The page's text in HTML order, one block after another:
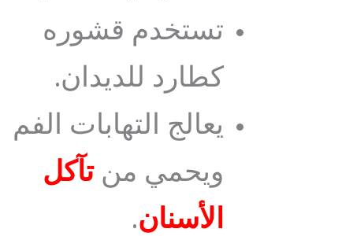
تستخدم قشوره
كطارد للديدان.
يعالج التهابات الفم
ويحمي منتآكل
الأسنان.